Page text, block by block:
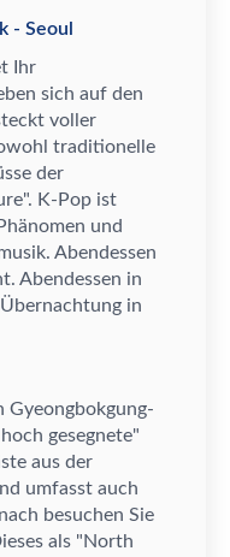
- Seoul
Ihr
sich auf den
voller
traditionelle
sse der
K-Pop ist
änomen und
Abendessen
Abendessen in
Übernachtung in
Gyeongbokgung-
gesegnete"
ste aus der
umfasst auch
besuchen Sie
als "North